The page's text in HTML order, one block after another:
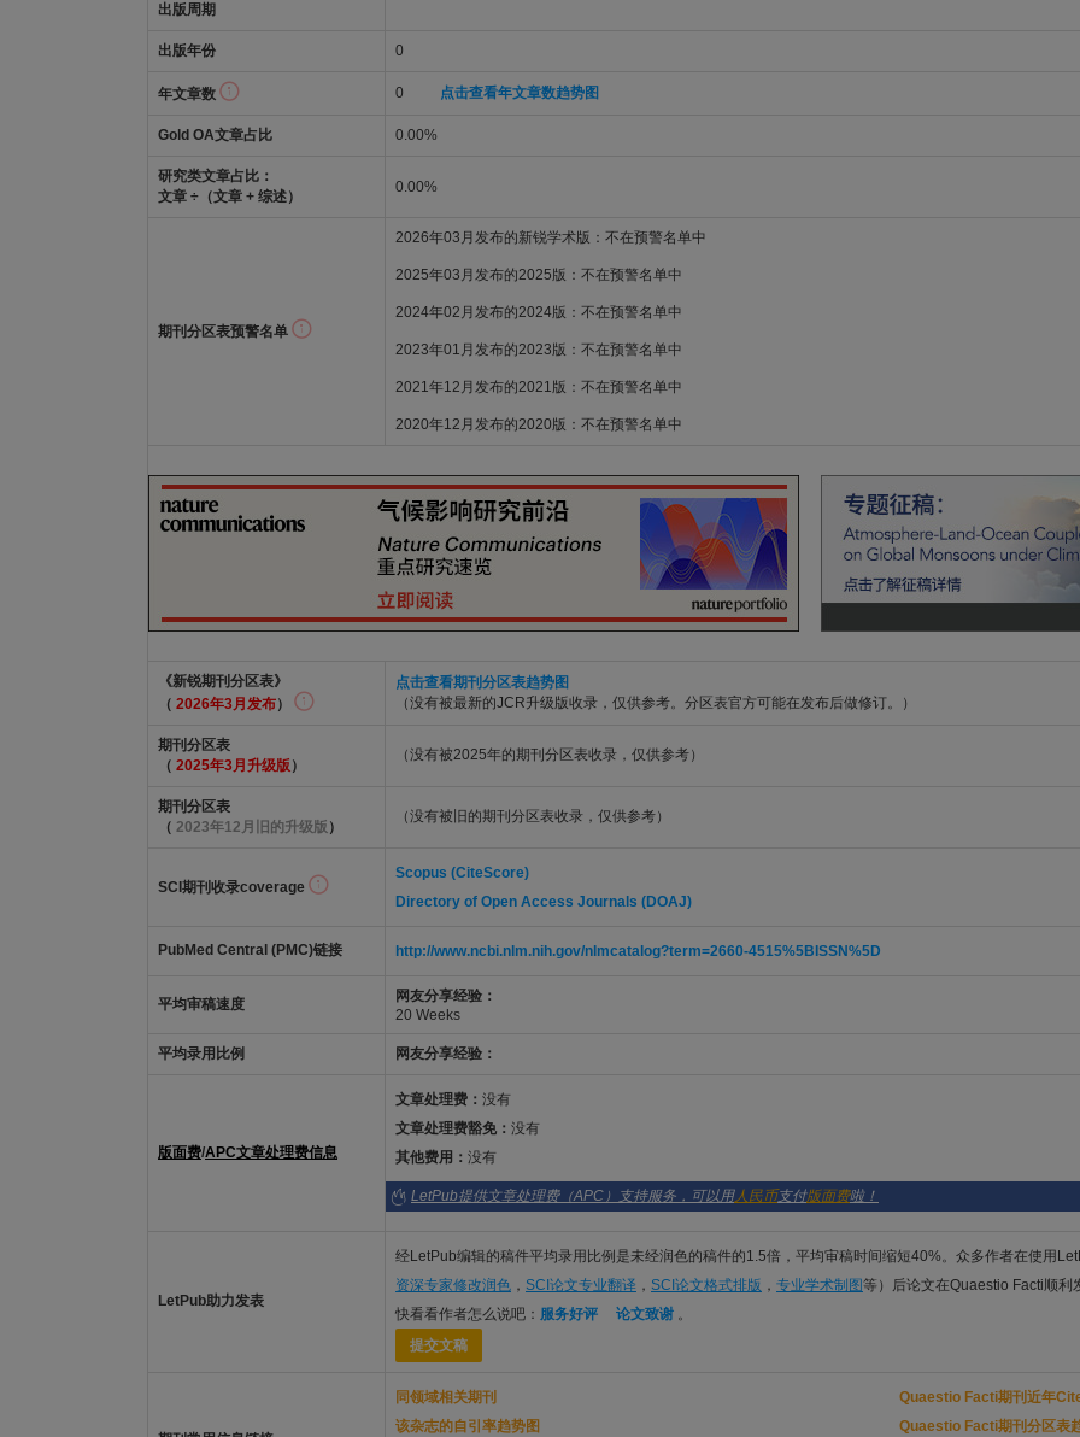
出版周期
出版年份 0
年文章数 0 点击查看年文章数趋势图
Gold OA文章占比 0.00%
研究类文章占比：
文章 ÷（文章 + 综述）
0.00%
期刊分区表预警名单
2026年03月发布的新锐学术版：不在预警名单中
2025年03月发布的2025版：不在预警名单中
2024年02月发布的2024版：不在预警名单中
2023年01月发布的2023版：不在预警名单中
2021年12月发布的2021版：不在预警名单中
2020年12月发布的2020版：不在预警名单中
《新锐期刊分区表》
（ 2026年3月发布）
点击查看期刊分区表趋势图
（没有被最新的JCR升级版收录，仅供参考。分区表官方可能在发布后做修订。）
期刊分区表
（ 2025年3月升级版 ）
（没有被2025年的期刊分区表收录，仅供参考）
期刊分区表
（ 2023年12月旧的升级版 ）
（没有被旧的期刊分区表收录，仅供参考）
SCI期刊收录coverage
Scopus (CiteScore)
Directory of Open Access Journals (DOAJ)
PubMed Central (PMC)链接 http://www.ncbi.nlm.nih.gov/nlmcatalog?term=2660-4515%5BISSN%5D
平均审稿速度
网友分享经验：
20 Weeks
平均录用比例 网友分享经验：
版面费/APC文章处理费信息
文章处理费： 没有
文章处理费豁免： 没有
其他费用： 没有
LetPub提供文章处理费（APC）支持服务，可以用人民币支付版面费啦！
LetPub助力发表
经LetPub编辑的稿件平均录用比例是未经润色的稿件的1.5倍，平均审稿时间缩短40%。众多作者在使用
资深专家修改润色 ， SCI论文专业翻译 ， SCI论文格式排版 ， 专业学术制图等）后论文在Quaestio Facti顺利
快看看作者怎么说吧： 服务好评 论文致谢 。
提交文稿
同领域相关期刊
Quaestio Facti期刊近年
该杂志的自引率趋势图
Quaestio Facti期刊分区表